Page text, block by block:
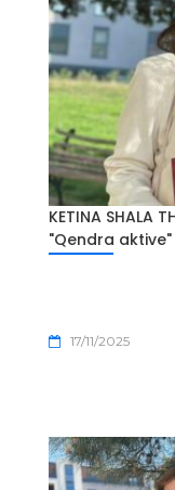
KETINA SHALA
"Qendra aktive"
17/11/2025